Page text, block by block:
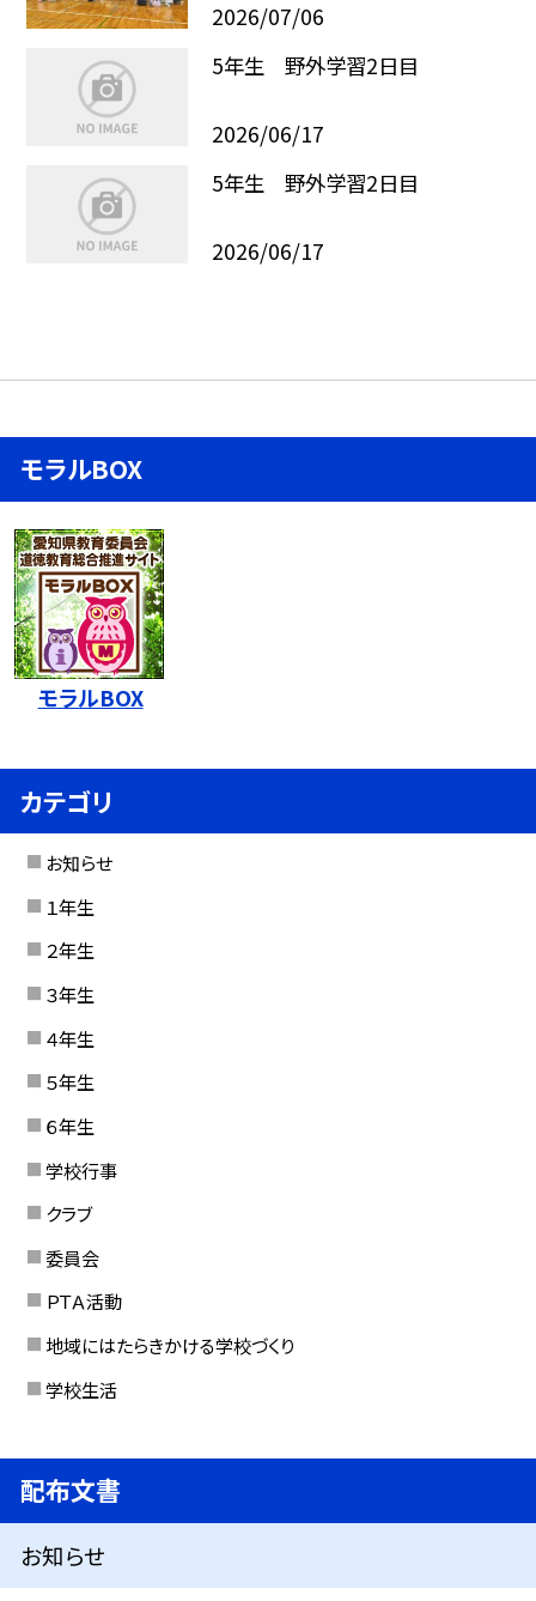
2026/07/06
5年生 野外学習2日目
2026/06/17
5年生 野外学習2日目
2026/06/17
モラルBOX
モラルBOX
カテゴリ
お知らせ
１年生
２年生
３年生
４年生
５年生
６年生
学校行事
クラブ
委員会
ＰＴＡ活動
地域にはたらきかける学校づくり
学校生活
配布文書
お知らせ